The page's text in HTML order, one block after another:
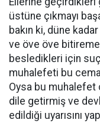
üstüne çıkmayı
bakın ki, düne
ve öve öve
besledikleri için
muhalefeti bu
Oysa bu muhalefet
dile getirmiş ve
edildiği uyarısını